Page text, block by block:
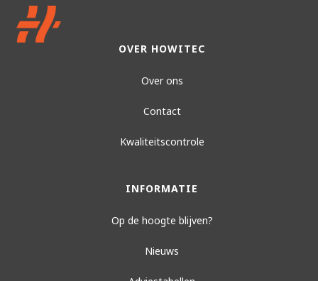
OVER HOWITEC
Over ons
Contact
Kwaliteitscontrole
INFORMATIE
Op de hoogte blijven?
Nieuws